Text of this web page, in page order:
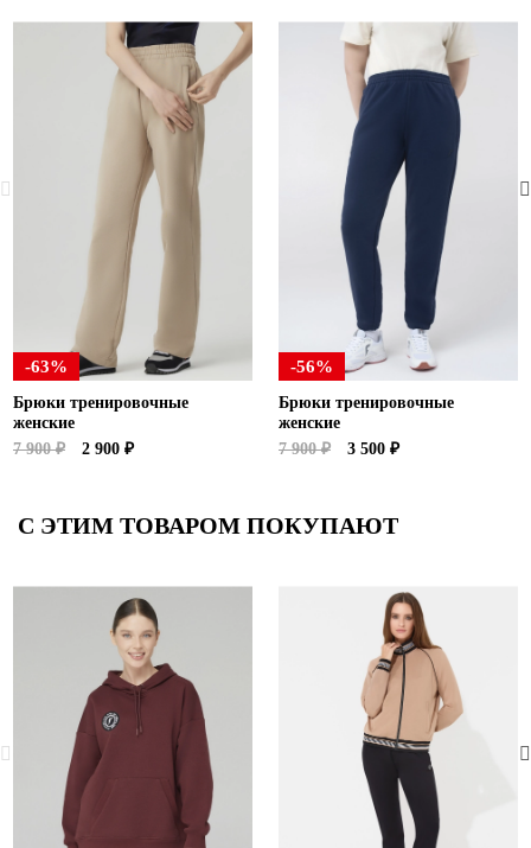
-63%
Брюки тренировочные
женские
7 900 ₽
2 900 ₽
-56%
Брюки тренировочные
женские
7 900 ₽
3 500 ₽
С ЭТИМ ТОВАРОМ ПОКУПАЮТ